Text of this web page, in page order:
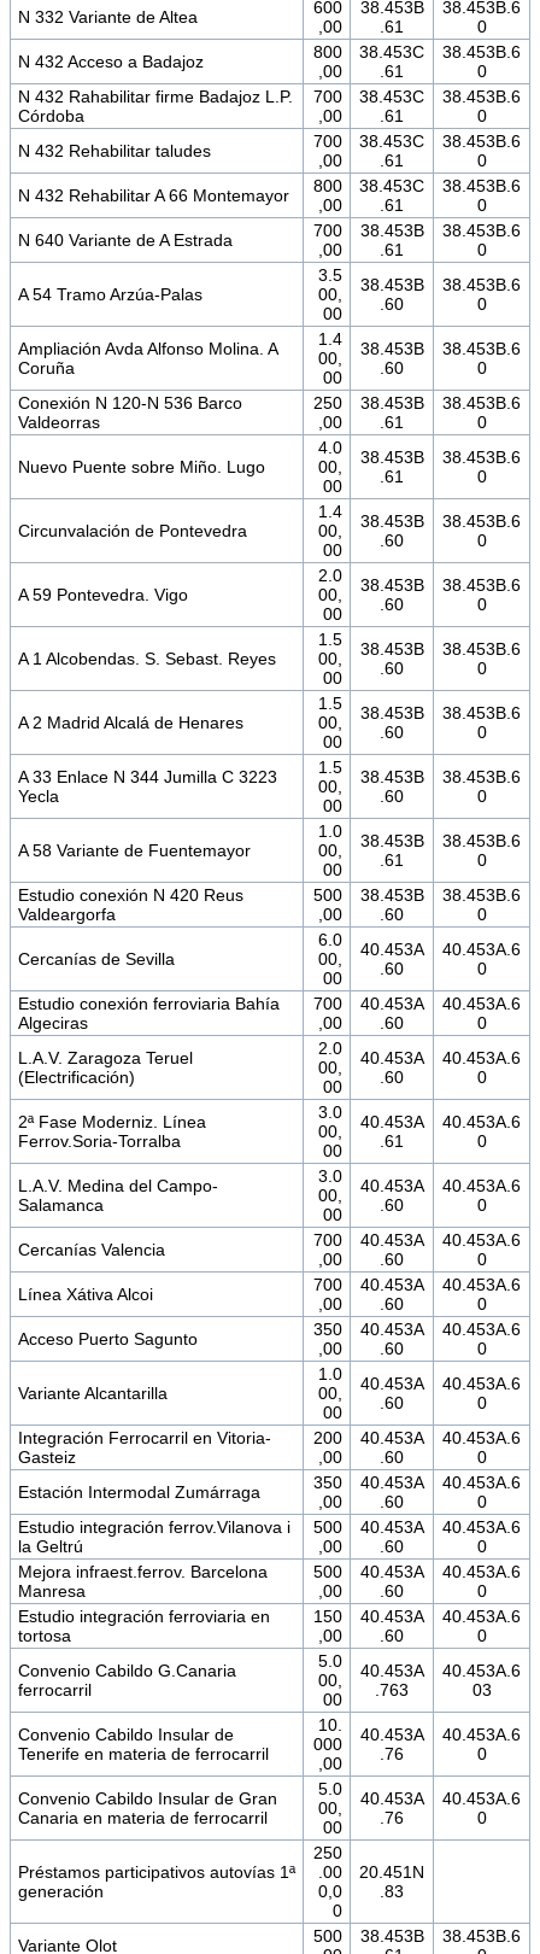
N 332 Variante de Altea
600
,00
38.453B
.61
38.453B.6
0
N 432 Acceso a Badajoz
800
,00
38.453C
.61
38.453B.6
0
N 432 Rahabilitar firme Badajoz L.P.
Córdoba
700
,00
38.453C
.61
38.453B.6
0
N 432 Rehabilitar taludes
700
,00
38.453C
.61
38.453B.6
0
N 432 Rehabilitar A 66 Montemayor
800
,00
38.453C
.61
38.453B.6
0
N 640 Variante de A Estrada
700
,00
38.453B
.61
38.453B.6
0
A 54 Tramo Arzúa-Palas
3.5
00,
00
38.453B
.60
38.453B.6
0
Ampliación Avda Alfonso Molina. A
Coruña
1.4
00,
00
38.453B
.60
38.453B.6
0
Conexión N 120-N 536 Barco
Valdeorras
250
,00
38.453B
.61
38.453B.6
0
Nuevo Puente sobre Miño. Lugo
4.0
00,
00
38.453B
.61
38.453B.6
0
Circunvalación de Pontevedra
1.4
00,
00
38.453B
.60
38.453B.6
0
A 59 Pontevedra. Vigo
2.0
00,
00
38.453B
.60
38.453B.6
0
A 1 Alcobendas. S. Sebast. Reyes
1.5
00,
00
38.453B
.60
38.453B.6
0
A 2 Madrid Alcalá de Henares
1.5
00,
00
38.453B
.60
38.453B.6
0
A 33 Enlace N 344 Jumilla C 3223
Yecla
1.5
00,
00
38.453B
.60
38.453B.6
0
A 58 Variante de Fuentemayor
1.0
00,
00
38.453B
.61
38.453B.6
0
Estudio conexión N 420 Reus
Valdeargorfa
500
,00
38.453B
.60
38.453B.6
0
Cercanías de Sevilla
6.0
00,
00
40.453A
.60
40.453A.6
0
Estudio conexión ferroviaria Bahía
Algeciras
700
,00
40.453A
.60
40.453A.6
0
L.A.V. Zaragoza Teruel
(Electrificación)
2.0
00,
00
40.453A
.60
40.453A.6
0
2ª Fase Moderniz. Línea
Ferrov.Soria-Torralba
3.0
00,
00
40.453A
.61
40.453A.6
0
L.A.V. Medina del Campo-
Salamanca
3.0
00,
00
40.453A
.60
40.453A.6
0
Cercanías Valencia
700
,00
40.453A
.60
40.453A.6
0
Línea Xátiva Alcoi
700
,00
40.453A
.60
40.453A.6
0
Acceso Puerto Sagunto
350
,00
40.453A
.60
40.453A.6
0
Variante Alcantarilla
1.0
00,
00
40.453A
.60
40.453A.6
0
Integración Ferrocarril en Vitoria-
Gasteiz
200
,00
40.453A
.60
40.453A.6
0
Estación Intermodal Zumárraga
350
,00
40.453A
.60
40.453A.6
0
Estudio integración ferrov.Vilanova i
la Geltrú
500
,00
40.453A
.60
40.453A.6
0
Mejora infraest.ferrov. Barcelona
Manresa
500
,00
40.453A
.60
40.453A.6
0
Estudio integración ferroviaria en
tortosa
150
,00
40.453A
.60
40.453A.6
0
Convenio Cabildo G.Canaria
ferrocarril
5.0
00,
00
40.453A
.763
40.453A.6
03
Convenio Cabildo Insular de
Tenerife en materia de ferrocarril
10.
000
,00
40.453A
.76
40.453A.6
0
Convenio Cabildo Insular de Gran
Canaria en materia de ferrocarril
5.0
00,
00
40.453A
.76
40.453A.6
0
Préstamos participativos autovías 1ª
generación
250
.00
0,0
0
20.451N
.83
Variante Olot
500
38.453B
38.453B.6